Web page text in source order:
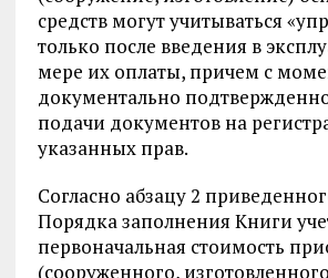
средств могут учитываться
только после введения в
мере их оплаты, причем с
документально
подачи документов на
указанных прав.
Согласно абзацу 2
Порядка заполнения Книги
первоначальная стоимость
(сооруженного,